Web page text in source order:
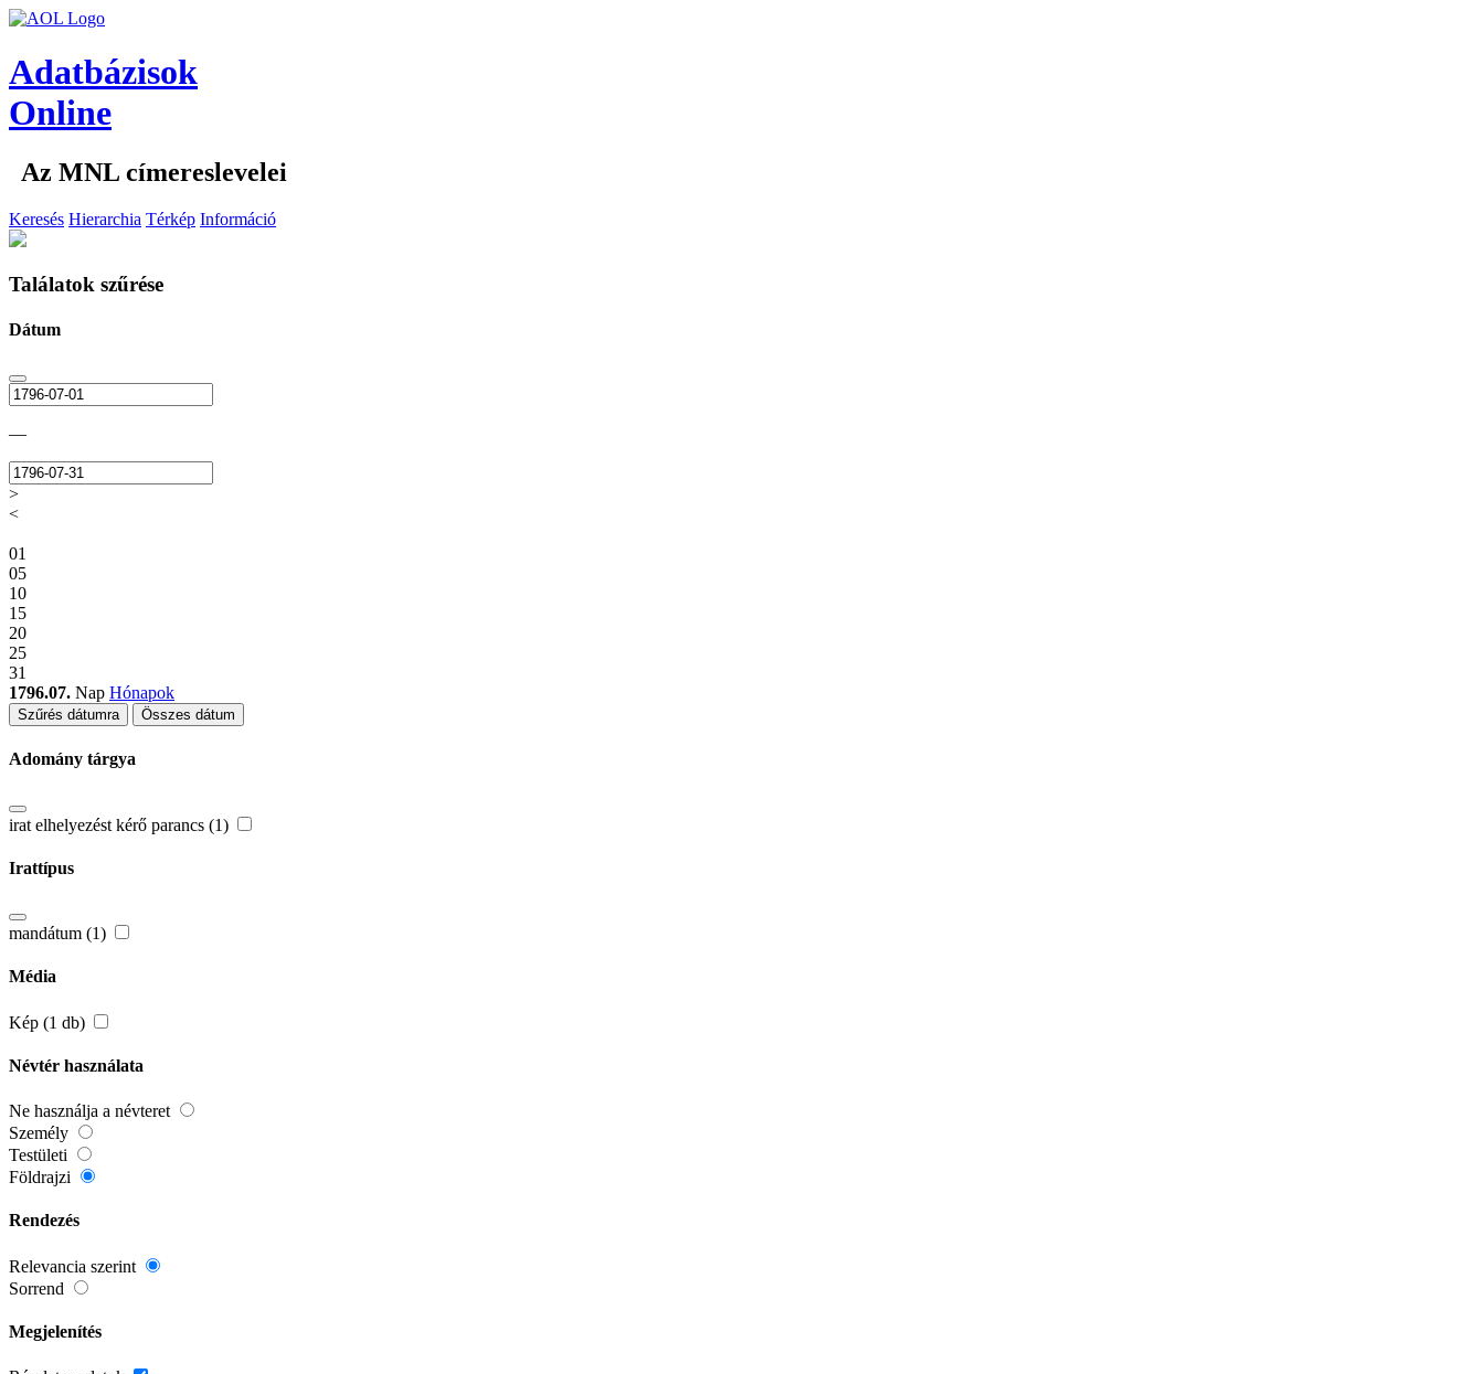
Adatbázisok
Online
Az MNL címereslevelei
Keresés Hierarchia Térkép Információ
Találatok szűrése
Dátum
—
>
<
01
05
10
15
20
25
31
1796.07. Nap Hónapok
Szűrés dátumra Összes dátum
Adomány tárgya
irat elhelyezést kérő parancs (1)
Irattípus
mandátum (1)
Média
Kép (1 db)
Névtér használata
Ne használja a névteret
Személy
Testületi
Földrajzi
Rendezés
Relevancia szerint
Sorrend
Megjelenítés